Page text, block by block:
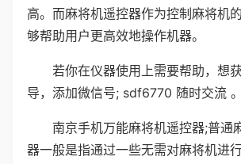
高。而麻将机遥控器作为控制麻将机
够帮助用户更高效地操作机器。
若你在仪器使用上需要帮助，想
导，添加微信号; sdf6770 随时交流 。
南京手机万能麻将机遥控器;普通
器一般是指通过一些无需对麻将机进